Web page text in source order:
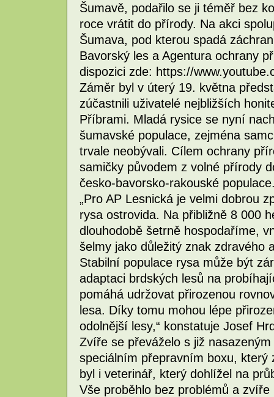
Šumavě, podařilo se ji téměř bez
roce vrátit do přírody. Na akci
Šumava, pod kterou spadá
Bavorský les a Agentura ochrany
dispozici zde: https://
Záměr byl v úterý 19. května
zúčastnili uživatelé nejbližších
Příbrami. Mladá rysice se nyní
šumavské populace, zejména
trvale neobývali. Cílem ochrany
samičky původem z volné přírody
česko-bavorsko-rakouské
„Pro AP Lesnická je velmi dobrou
rysa ostrovida. Na přibližně 8 000
dlouhodobě šetrně hospodaříme,
šelmy jako důležitý znak zdravého
Stabilní populace rysa může být
adaptaci brdských lesů na
pomáhá udržovat přirozenou
lesa. Díky tomu mohou lépe
odolnější lesy,“ konstatuje Josef
Zvíře se převáželo s již
speciálním přepravním boxu, který
byl i veterinář, který dohlížel na
Vše proběhlo bez problémů a